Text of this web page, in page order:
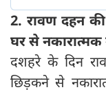
2. रावण दहन
घर से नकारात्मक
दशहरे के दिन
छिड़कने से